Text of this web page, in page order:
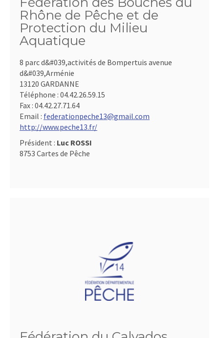
Rhône de Pêche et de
Protection du Milieu
Aquatique
8 parc d&#039,activités de Bompertuis avenue
d&#039,Arménie
13120 GARDANNE
Téléphone : 04.42.26.59.15
Fax : 04.42.27.71.64
Email : federationpeche13@gmail.com
http://www.peche13.fr/
Président : Luc ROSSI
8753 Cartes de Pêche